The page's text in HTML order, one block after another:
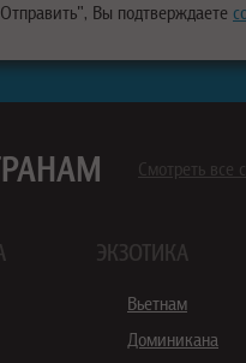
Вы подтверждаете
Смотреть все
ЭКЗОТИКА
Вьетнам
Доминикана